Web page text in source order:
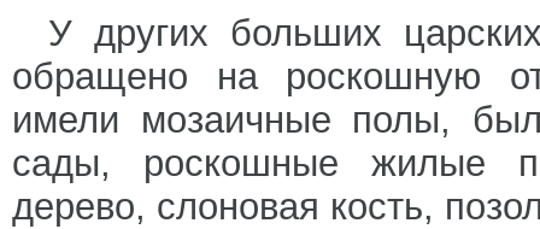
У других больших
обращено на роскошную
имели мозаичные полы,
сады, роскошные жилые
дерево, слоновая кость,